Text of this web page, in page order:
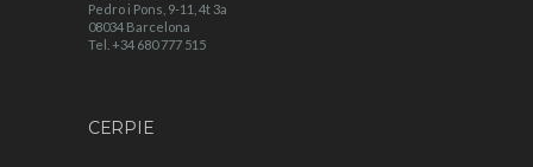
Pedro i Pons, 9-11, 4t 3a
08034 Barcelona
Tel. +34 680 777 515
CERPIE